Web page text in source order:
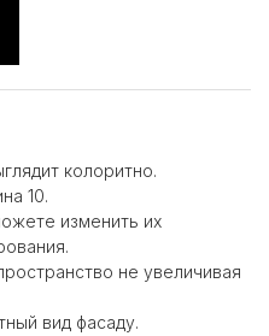
колоритно.
10.
изменить их
не увеличивая
вид фасаду.